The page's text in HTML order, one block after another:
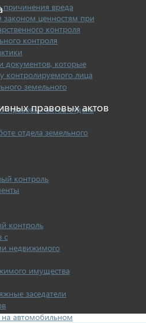
причинения вреда
ценностям при
контроля
контроля
документов, которые
контролируемого лица
земельного
правовых актов отдела
отдела земельного
контроль
контроль
с
недвижимого
имущества
заседатели
автомобильном
правовых актов